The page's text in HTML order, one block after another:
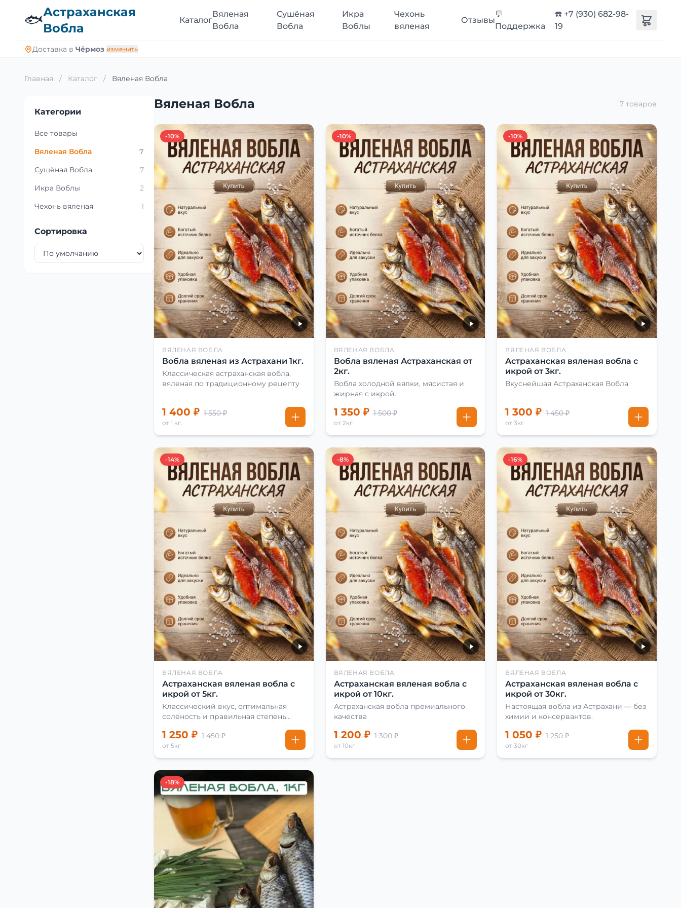
🐟Астраханская
Вобла
Каталог
Вяленая
Вобла
Сушёная
Вобла
Икра
Воблы
Чехонь
вяленая
Отзывы
💬
Поддержка
☎️ +7 (930) 682-98-
19
Доставка в Чёрмоз изменить
Главная / Каталог / Вяленая Вобла
Категории
Все товары
Вяленая Вобла
7
Сушёная Вобла
7
Икра Воблы
2
Чехонь вяленая
1
Сортировка
Вяленая Вобла 7 товаров
-10%
ВЯЛЕНАЯ ВОБЛА
Вобла вяленая из Астрахани 1кг.
Классическая астраханская вобла,
вяленая по традиционному рецепту
1 400 ₽ 1 550 ₽
от 1 кг.
-10%
ВЯЛЕНАЯ ВОБЛА
Вобла вяленая Астраханская от
2кг.
Вобла холодной вялки, мясистая и
жирная с икрой.
1 350 ₽ 1 500 ₽
от 2кг
-10%
ВЯЛЕНАЯ ВОБЛА
Астраханская вяленая вобла с
икрой от 3кг.
Вкуснейшая Астраханская Вобла
1 300 ₽ 1 450 ₽
от 3кг
-14%
ВЯЛЕНАЯ ВОБЛА
Астраханская вяленая вобла с
икрой от 5кг.
Классический вкус, оптимальная
солёность и правильная степень
1 250 ₽ 1 450 ₽
от 5кг
-8%
ВЯЛЕНАЯ ВОБЛА
Астраханская вяленая вобла с
икрой от 10кг.
Астраханская вобла премиального
качества
1 200 ₽ 1 300 ₽
от 10кг
-16%
ВЯЛЕНАЯ ВОБЛА
Астраханская вяленая вобла с
икрой от 30кг.
Настоящая вобла из Астрахани — без
химии и консервантов.
1 050 ₽ 1 250 ₽
от 30кг
-18%